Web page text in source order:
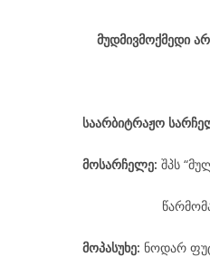
მუდმივმოქმედი
საარბიტრაჟო
მოსარჩელე: შპს
მოპასუხე: ნოდარ